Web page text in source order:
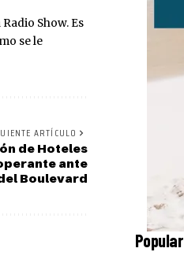
Show. Es
se le
ARTÍCULO
de Hoteles
ante
Boulevard
Popular